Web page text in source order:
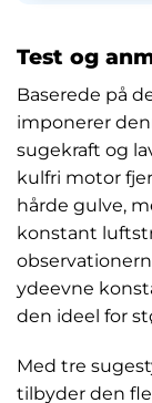
Test og
Baserede på
imponerer
sugekraft og
kulfri motor
hårde gulve,
konstant
ydeevne
den ideel for
Med tre
tilbyder den